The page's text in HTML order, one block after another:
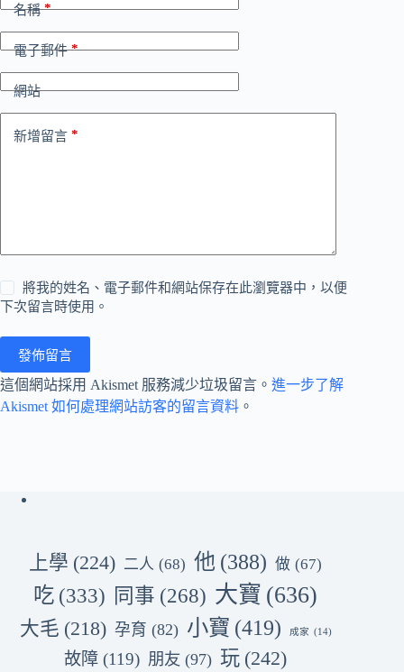
名稱*
電子郵件*
網站
新增留言 *
將我的姓名、電子郵件和網站保存在此瀏覽器中，以便
下次留言時使用。
發佈留言
這個網站採用 Akismet 服務減少垃圾留言。 進一步了解
Akismet 如何處理網站訪客的留言資料 。
上學 (224) 二人 (68) 他 (388) 做 (67)
吃 (333) 同事 (268) 大寶 (636)
大毛 (218) 孕育 (82) 小寶 (419) 成家 (14)
故障 (119) 朋友 (97) 玩 (242)